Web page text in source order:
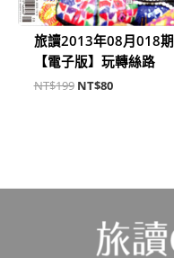
旅讀2013年08月018期
【電子版】玩轉絲路
NT$199 NT$80